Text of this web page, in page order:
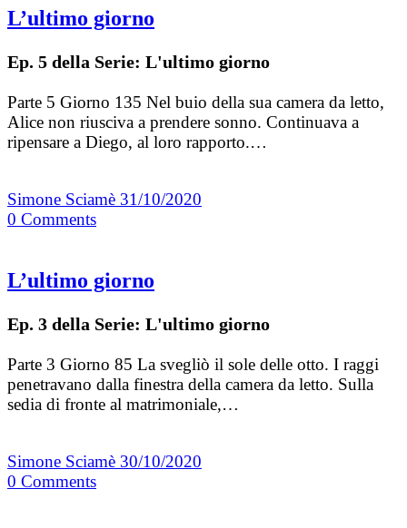
L’ultimo giorno
Ep. 5 della Serie: L'ultimo giorno
Parte 5 Giorno 135 Nel buio della sua camera da letto,
Alice non riusciva a prendere sonno. Continuava a
ripensare a Diego, al loro rapporto.…
Simone Sciamè 31/10/2020
0 Comments
L’ultimo giorno
Ep. 3 della Serie: L'ultimo giorno
Parte 3 Giorno 85 La svegliò il sole delle otto. I raggi
penetravano dalla finestra della camera da letto. Sulla
sedia di fronte al matrimoniale,…
Simone Sciamè 30/10/2020
0 Comments